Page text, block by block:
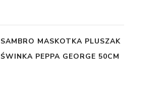
SAMBRO MASKOTKA PLUSZAK
ŚWINKA PEPPA GEORGE 50CM